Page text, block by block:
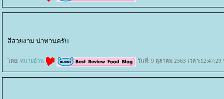
สีสวยงาม น่าทานครับ
ดย: ทนายอ้วน วันที่: 9 ตุลาคม 2563 เวลา:12:47:29